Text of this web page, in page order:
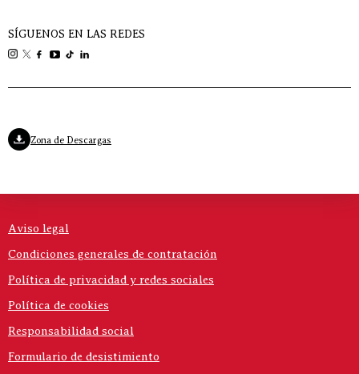
SÍGUENOS EN LAS REDES
Zona de Descargas
Aviso legal
Condiciones generales de contratación
Política de privacidad y redes sociales
Política de cookies
Responsabilidad social
Formulario de desistimiento